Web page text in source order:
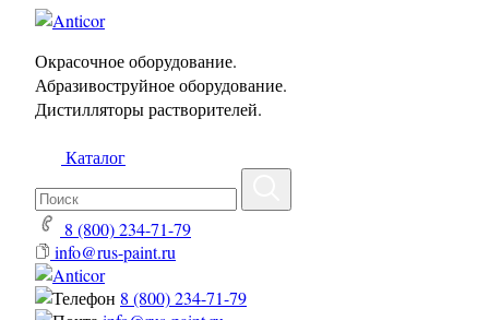
Окрасочное оборудование.
Абразивоструйное оборудование.
Дистилляторы растворителей.
Каталог
8 (800) 234-71-79
info@rus-paint.ru
8 (800) 234-71-79